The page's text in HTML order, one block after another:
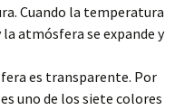
Cuando la temperatura
atmósfera se expande y
es transparente. Por
uno de los siete colores